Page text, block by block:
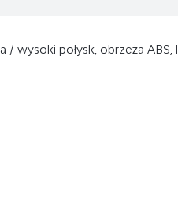
/ wysoki połysk, obrzeża ABS,